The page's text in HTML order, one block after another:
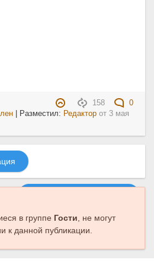
158
0
| Разместил: Редактор от 3 мая
в группе Гости, не могут
к данной публикации.